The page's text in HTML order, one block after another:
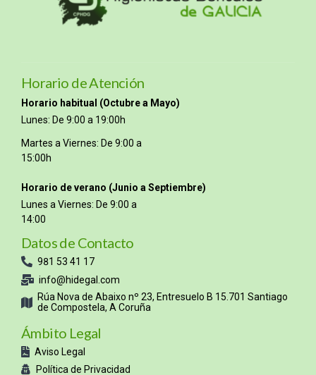
Horario de Atención
Horario habitual (Octubre a Mayo)
Lunes: De 9:00 a 19:00h
Martes a Viernes: De 9:00 a
15:00h
Horario de verano (Junio a Septiembre)
Lunes a Viernes: De 9:00 a
14:00
Datos de Contacto
981 53 41 17
info@hidegal.com
Rúa Nova de Abaixo nº 23, Entresuelo B 15.701 Santiago
de Compostela, A Coruña
Ámbito Legal
Aviso Legal
Política de Privacidad